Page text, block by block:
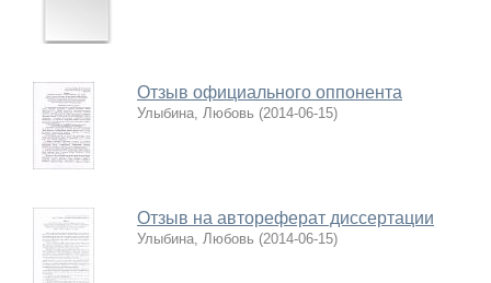
Отзыв официального оппонента
Улыбина, Любовь (2014-06-15)
Отзыв на автореферат диссертации
Улыбина, Любовь (2014-06-15)